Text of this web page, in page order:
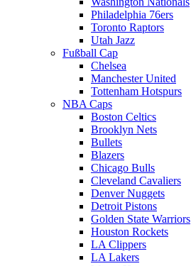
Philadelphia 76ers
Toronto Raptors
Utah Jazz
Fußball Cap
Chelsea
Manchester United
Tottenham Hotspurs
NBA Caps
Boston Celtics
Brooklyn Nets
Bullets
Blazers
Chicago Bulls
Cleveland Cavaliers
Denver Nuggets
Detroit Pistons
Golden State Warriors
Houston Rockets
LA Clippers
LA Lakers